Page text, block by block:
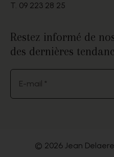
T. 09 223 28 25
Restez informé de
des dernières
E-mail *
© 2026 Jean